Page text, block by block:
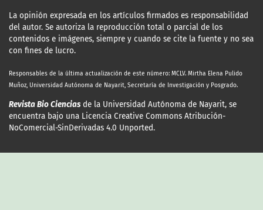
La opinión expresada en los artículos firmados es responsabilidad
del autor. Se autoriza la reproducción total o parcial de los
contenidos e imágenes, siempre y cuando se cite la fuente y no sea
con fines de lucro.
Responsables de la última actualización de este número: MCLV. Mirtha Elena Pulido
Muñoz, Universidad Autónoma de Nayarit, Secretaría de Investigación y Posgrado.
Revista Bio Ciencias de la Universidad Autónoma de Nayarit, se
encuentra bajo una Licencia Creative Commons Atribución-
NoComercial-SinDerivadas 4.0 Unported.